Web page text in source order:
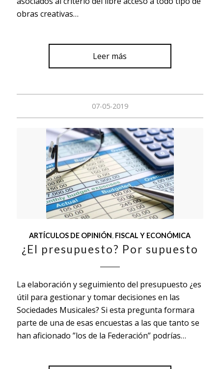
obras creativas…
Leer más
07-05-2019
ARTÍCULOS DE OPINIÓN, FISCAL Y ECONÓMICA
¿El presupuesto? Por supuesto
La elaboración y seguimiento del presupuesto ¿es
útil para gestionar y tomar decisiones en las
Sociedades Musicales? Si esta pregunta formara
parte de una de esas encuestas a las que tanto se
han aficionado ”los de la Federación” podrías…